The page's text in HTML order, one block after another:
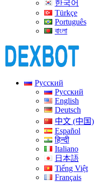
한국어
Türkçe
Português
বাংলা
Русский
Русский
English
Deutsch
中文 (中国)
Español
हिन्दी
Italiano
日本語
Tiếng Việt
Français